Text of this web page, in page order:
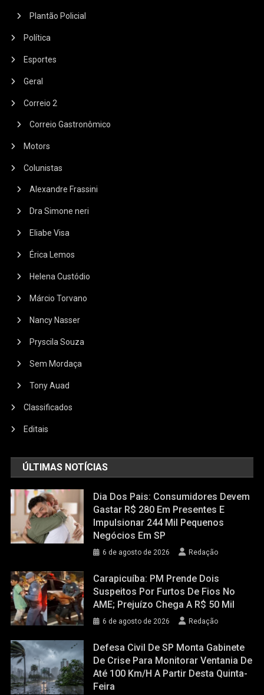
Plantão Policial
Política
Esportes
Geral
Correio 2
Correio Gastronômico
Motors
Colunistas
Alexandre Frassini
Dra Simone neri
Eliabe Visa
Érica Lemos
Helena Custódio
Márcio Torvano
Nancy Nasser
Pryscila Souza
Sem Mordaça
Tony Auad
Classificados
Editais
ÚLTIMAS NOTÍCIAS
Dia Dos Pais: Consumidores Devem
Gastar R$ 280 Em Presentes E
Impulsionar 244 Mil Pequenos
Negócios Em SP
6 de agosto de 2026 Redação
Carapicuíba: PM Prende Dois
Suspeitos Por Furtos De Fios No
AME; Prejuízo Chega A R$ 50 Mil
6 de agosto de 2026 Redação
Defesa Civil De SP Monta Gabinete
De Crise Para Monitorar Ventania De
Até 100 Km/h A Partir Desta Quinta-
Feira